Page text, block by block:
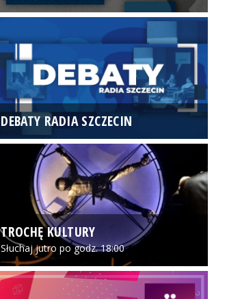
DEBATY RADIA SZCZECIN
TROCHĘ KULTURY
Słuchaj jutro po godz. 18:00